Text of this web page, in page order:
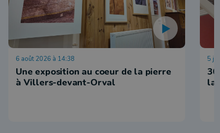
6 août 2026 à 14:38
Une exposition au coeur de la pierre
à Villers-devant-Orval
5
la